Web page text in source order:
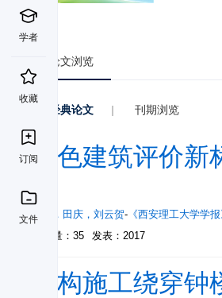
学者
收藏
订阅
文件
论文浏览
经典论文 | 刊期浏览
绿色建筑评价新
究
赵钦 ， 田庆 ， 刘云贺- 《西安理工大学学报
被引量：35
发表：2017
盾构施工绕穿